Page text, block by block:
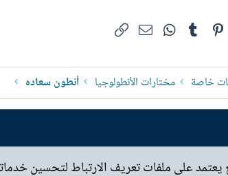
Reddit
Pinterest
Tumblr
WhatsAppالبريد الإلكتروني
خاصة مختارات الأنطولوجيا أنطون سعاده
يعتمد على ملفات تعريف الارتباط لتحسين